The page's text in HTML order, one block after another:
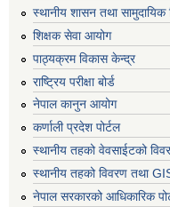
स्थानीय शासन तथा
शिक्षक सेवा आयोग
पाठ्यक्रम विकास केन्द्र
राष्ट्रिय परीक्षा बोर्ड
नेपाल कानुन आयोग
कर्णाली प्रदेश पोर्टल
स्थानीय तहको वेवसाईटको
स्थानीय तहको विवरण तथा
नेपाल सरकारको आधिकारिक